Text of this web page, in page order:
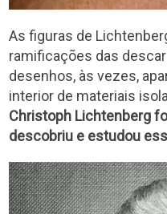
As figuras de
ramificações das
desenhos, às vezes,
interior de materiais
Christoph Lichtenberg
descobriu e estudou